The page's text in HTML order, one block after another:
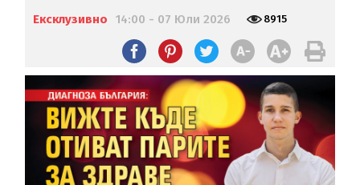
Ексклузивно 14:00 - 07 Юли 2026 8915